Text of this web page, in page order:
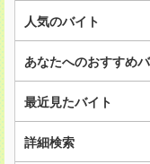
人気のバイト
あなたへのおすすめ
最近見たバイト
詳細検索